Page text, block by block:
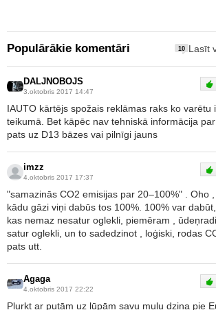
Populārākie komentāri 10 Lasīt
DALJNOBOJS
3.oktobris 2017 14:47
IAUTO kārtējs spožais reklāmas raks ko varētu
teikumā. Bet kāpēc nav tehniskā informācija
pats uz D13 bāzes vai pilnīgi jauns
imzz
4.oktobris 2017 17:37
"samazinās CO2 emisijas par 20–100%" . Oho
kādu gāzi viņi dabūs tos 100%. 100% var
kas nemaz nesatur oglekli, piemēram ,
satur oglekli, un to sadedzinot , loģiski, rodas
pats utt.
Agaga
4.oktobris 2017 22:22
Pļurkt ar putām uz lūpām savu muļu dzina pie